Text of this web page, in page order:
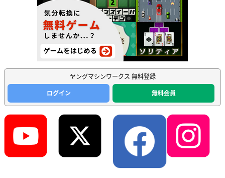
ヤングマシンワークス 無料登録
ログイン
無料会員